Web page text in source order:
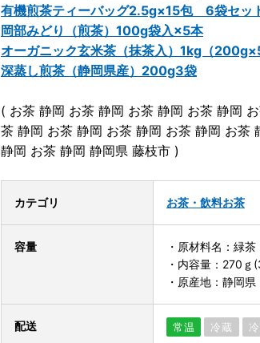
有機煎茶ティーバッグ2.5g×15包 6袋セッ
岡部みどり（煎茶）100g袋入×5本
オーガニック玄米茶（抹茶入）1kg（
深蒸し煎茶（静岡県産）200g3袋
( お茶 静岡 お茶 静岡 お茶 静岡 お茶 静岡
茶 静岡 お茶 静岡 お茶 静岡 お茶 静岡 お茶
静岡 お茶 静岡 静岡県 藤枝市 )
カテゴリ お茶・飲料お茶
容量
・原材料名：緑茶
・内容量：270
・原産地：静岡県
配送 常温 冷蔵